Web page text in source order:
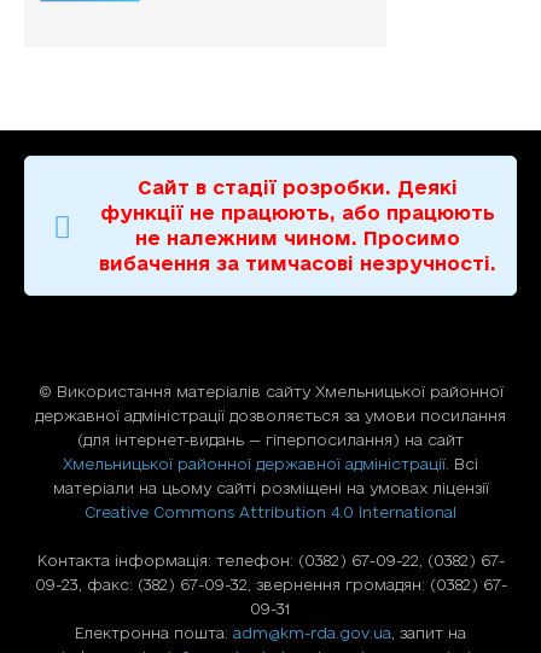
Сайт в стадії розробки. Деякі
функції не працюють, або працюють
не належним чином. Просимо
вибачення за тимчасові незручності.
© Використання матерiалiв сайту Хмельницької районної
державної адміністрації дозволяється за умови посилання
(для iнтернет-видань — гiперпосилання) на сайт
Хмельницької районної державної адміністрації . Всі
матеріали на цьому сайті розміщені на умовах ліцензії
Creative Commons Attribution 4.0 International
Контакта інформація: телефон: (0382) 67-09-22, (0382) 67-
09-23, факс: (382) 67-09-32, звернення громадян: (0382) 67-
09-31
Електронна пошта: adm@km-rda.gov.ua , запит на